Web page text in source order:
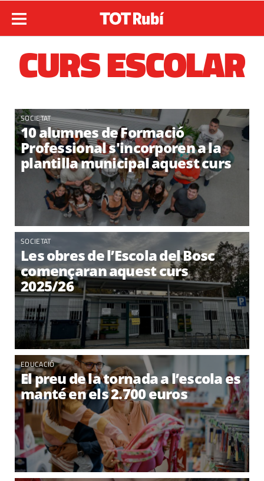
CURS ESCOLAR
SOCIETAT
10 alumnes de Formació
Professional s'incorporen a la
plantilla municipal aquest curs
SOCIETAT
Les obres de l’Escola del Bosc
començaran aquest curs
2025/26
EDUCACIÓ
El preu de la tornada a l’escola es
manté en els 2.700 euros